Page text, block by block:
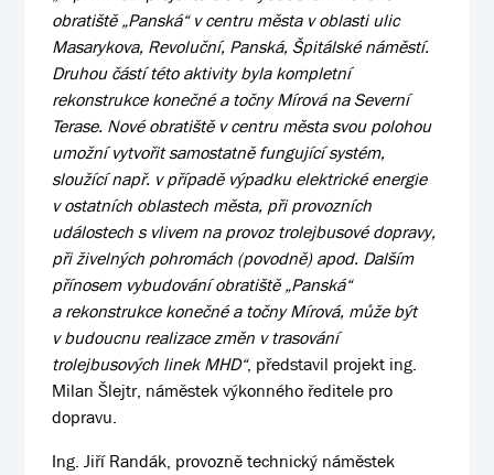
obratiště „Panská“ v centru města v oblasti ulic
Masarykova, Revoluční, Panská, Špitálské náměstí.
Druhou částí této aktivity byla kompletní
rekonstrukce konečné a točny Mírová na Severní
Terase. Nové obratiště v centru města svou polohou
umožní vytvořit samostatně fungující systém,
sloužící např. v případě výpadku elektrické energie
v ostatních oblastech města, při provozních
událostech s vlivem na provoz trolejbusové dopravy,
při živelných pohromách (povodně) apod. Dalším
přínosem vybudování obratiště „Panská“
a rekonstrukce konečné a točny Mírová, může být
v budoucnu realizace změn v trasování
trolejbusových linek MHD“, představil projekt ing.
Milan Šlejtr, náměstek výkonného ředitele pro
dopravu.
Ing. Jiří Randák, provozně technický náměstek